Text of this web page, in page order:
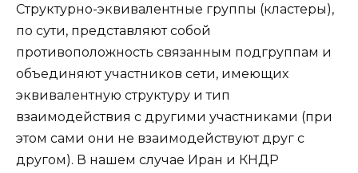
Структурно-эквивалентные группы (кластеры),
по сути, представляют собой
противоположность связанным подгруппам и
объединяют участников сети, имеющих
эквивалентную структуру и тип
взаимодействия с другими участниками (при
этом сами они не взаимодействуют друг с
другом). В нашем случае Иран и КНДР